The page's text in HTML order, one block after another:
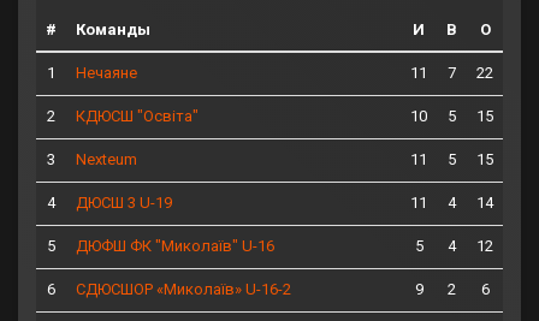
# Команды И В О
1 Нечаяне 11 7 22
2 КДЮСШ "Освіта" 10 5 15
3 Nexteum 11 5 15
4 ДЮСШ 3 U-19 11 4 14
5 ДЮФШ ФК "Миколаїв" U-16 5 4 12
6 СДЮСШОР «Миколаїв» U-16-2 9 2 6